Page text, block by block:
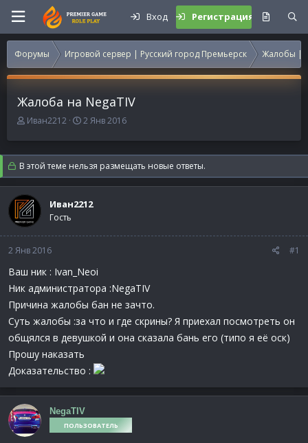
Вход Регистрация
Форумы Игровой сервер | Русский город Премьерск Жалобы |
Жалоба на NegaTIV
А
т
о
р
т
е
м
ы
Иван2212
Д
т
а
н
а
а
2 Янв 2016
В этой теме нельзя размещать новые ответы.
Иван2212
Гость
2 Янв 2016 #1
Ваш ник : Ivan_Neoi
Ник администратора :NegaTIV
Причина жалобы бан не зачто.
Суть жалобы :за что и где скрины? Я приехал посмотреть он
общялся в девушкой и она сказала бань его (типо я её оск)
Прошу наказать
Доказательство :
NegaTIV
ПОЛЬЗОВАТЕЛЬ